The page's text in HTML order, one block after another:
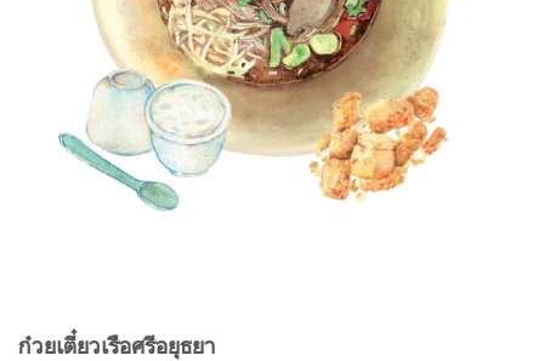
ก๋วยเตี๋ยวเรือศรีอยุธยา